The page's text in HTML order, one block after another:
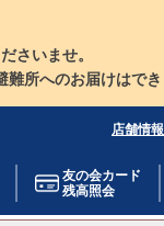
さいませ。
所へのお届けはでき
店舗情
友の会カード
残高照会